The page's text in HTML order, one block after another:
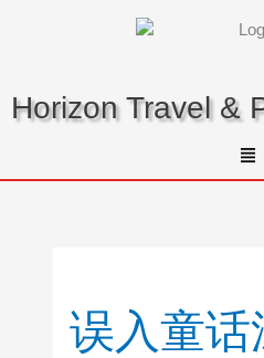
Horizon Travel &
误入童话